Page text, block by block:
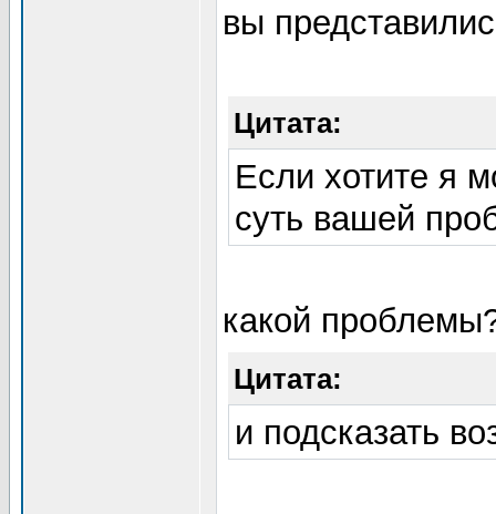
вы
Цитата:
Если хотите я
суть вашей
какой
Цитата:
и подсказать